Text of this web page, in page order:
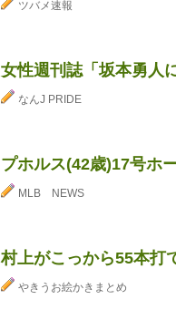
ツバメ速報
女性週刊誌「坂本勇人
なんJ PRIDE
プホルス(42歳)17号ホ
MLB NEWS
村上がこっから55本打
やきうお絵かきまとめ